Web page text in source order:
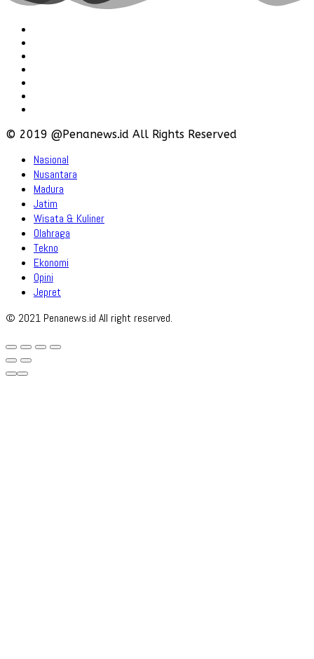
© 2019 @Penanews.id All Rights Reserved
Nasional
Nusantara
Madura
Jatim
Wisata & Kuliner
Olahraga
Tekno
Ekonomi
Opini
Jepret
© 2021 Penanews.id All right reserved.